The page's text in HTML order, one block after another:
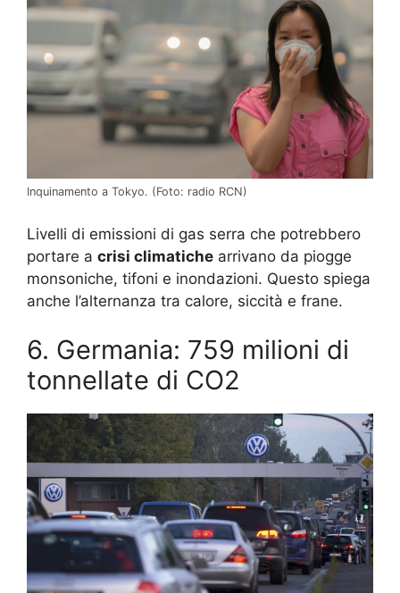
Inquinamento a Tokyo. (Foto: radio RCN)
Livelli di emissioni di gas serra che potrebbero
portare a crisi climatiche arrivano da piogge
monsoniche, tifoni e inondazioni. Questo spiega
anche l’alternanza tra calore, siccità e frane.
6. Germania: 759 milioni di
tonnellate di CO2